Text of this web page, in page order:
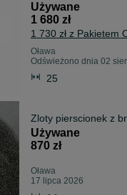
Używane
1 680 zł
1 730 zł z Pakietem
Oława
Odświeżono dnia 02
25
Zloty pierscionek z
Używane
870 zł
Oława
17 lipca 2026